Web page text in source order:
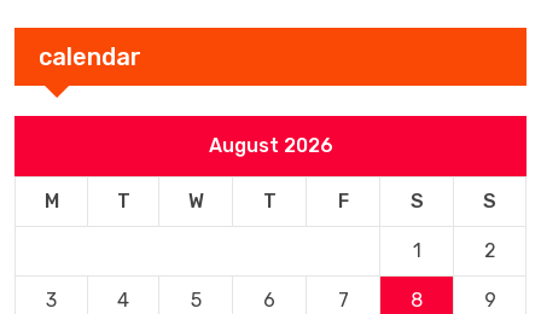
calendar
August 2026
M T W T F S S
1 2
3 4 5 6 7 8 9